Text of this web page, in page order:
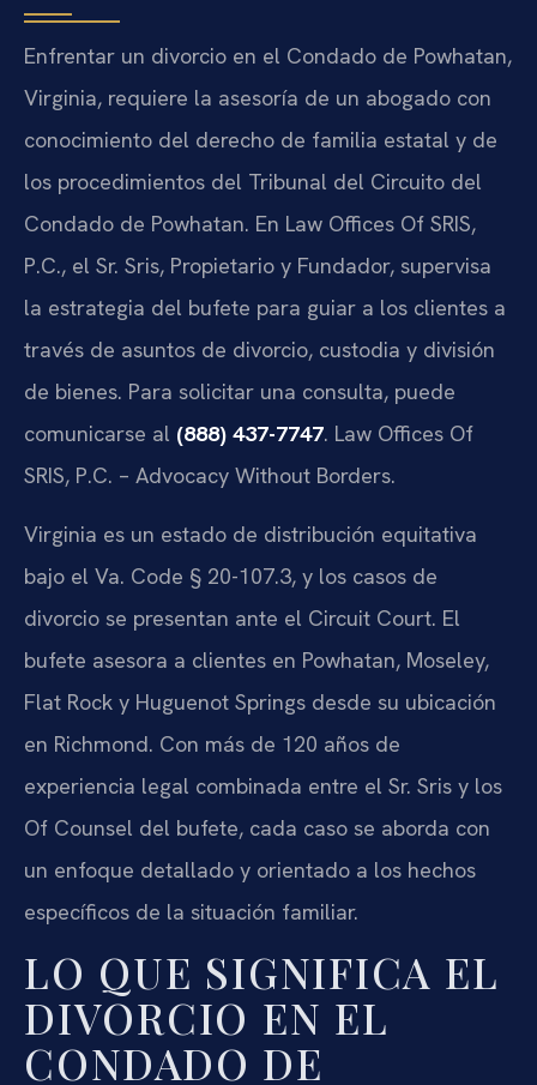
Enfrentar un divorcio en el Condado de Powhatan,
Virginia, requiere la asesoría de un abogado con
conocimiento del derecho de familia estatal y de
los procedimientos del Tribunal del Circuito del
Condado de Powhatan. En Law Offices Of SRIS,
P.C., el Sr. Sris, Propietario y Fundador, supervisa
la estrategia del bufete para guiar a los clientes a
través de asuntos de divorcio, custodia y división
de bienes. Para solicitar una consulta, puede
comunicarse al (888) 437-7747. Law Offices Of
SRIS, P.C. – Advocacy Without Borders.
Virginia es un estado de distribución equitativa
bajo el Va. Code § 20-107.3, y los casos de
divorcio se presentan ante el Circuit Court. El
bufete asesora a clientes en Powhatan, Moseley,
Flat Rock y Huguenot Springs desde su ubicación
en Richmond. Con más de 120 años de
experiencia legal combinada entre el Sr. Sris y los
Of Counsel del bufete, cada caso se aborda con
un enfoque detallado y orientado a los hechos
específicos de la situación familiar.
LO QUE SIGNIFICA EL
DIVORCIO EN EL
CONDADO DE